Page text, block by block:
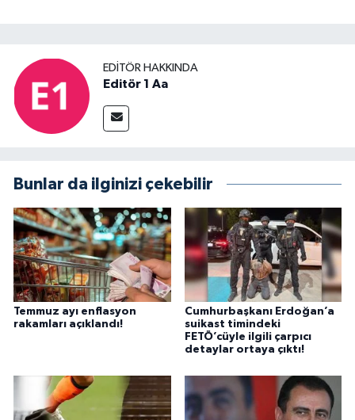
EDITÖR HAKKINDA
Editör 1 Aa
Bunlar da ilginizi çekebilir
Temmuz ayı enflasyon
rakamları açıklandı!
Cumhurbaşkanı Erdoğan’a
suikast timindeki
FETÖ’cüyle ilgili çarpıcı
detaylar ortaya çıktı!